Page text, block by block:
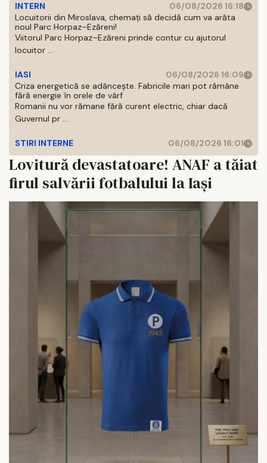
INTERN
06/08/2026 16:18
Locuitorii din Miroslava, chemați să decidă cum va arăta
noul Parc Horpaz–Ezăreni!
Viitorul Parc Horpaz–Ezăreni prinde contur cu ajutorul
locuitor ...
IASI
06/08/2026 16:09
Criza energetică se adâncește. Fabricile mari pot rămâne
fără energie în orele de vârf
Romanii nu vor rămane fără curent electric, chiar dacă
Guvernul pr ...
STIRI INTERNE 06/08/2026 16:01
Lovitură devastatoare! ANAF a tăiat
firul salvării fotbalului la Iași